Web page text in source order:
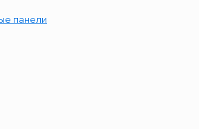
панели